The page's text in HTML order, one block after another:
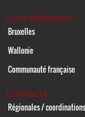
Coordinations
Bruxelles
Wallonie
Communauté française
Contacts
Régionales / coordinations